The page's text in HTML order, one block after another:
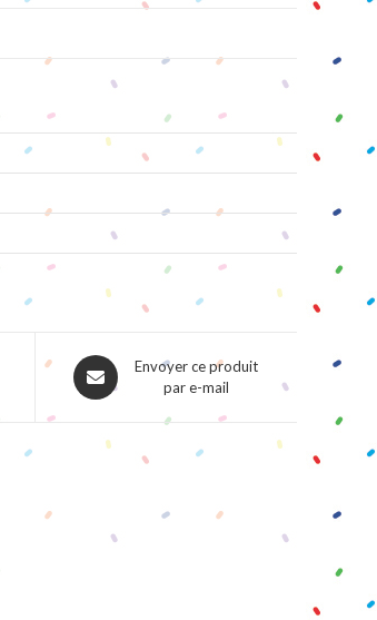
Opens
in
Envoyer ce produit
par e-mail